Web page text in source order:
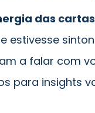
das
estivesse
a falar com
para insights